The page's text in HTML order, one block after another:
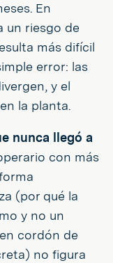
En
un riesgo de
más difícil
error: las
y el
la planta.
nunca llegó a
con más
(por qué la
y no un
cordón de
no figura